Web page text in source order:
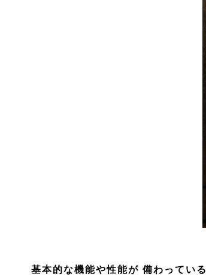
基本的な機能や性能が 備わってい